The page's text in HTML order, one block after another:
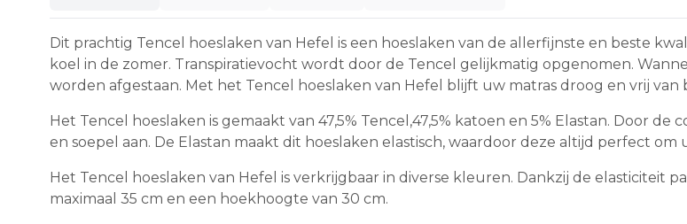
Dit prachtig Tencel hoeslaken van Hefel is een hoeslaken van de allerfijnste en beste
koel in de zomer. Transpiratievocht wordt door de Tencel gelijkmatig opgenomen.
worden afgestaan. Met het Tencel hoeslaken van Hefel blijft uw matras droog en vrij van
Het Tencel hoeslaken is gemaakt van 47,5% Tencel,47,5% katoen en 5% Elastan. Door
en soepel aan. De Elastan maakt dit hoeslaken elastisch, waardoor deze altijd perfect om
Het Tencel hoeslaken van Hefel is verkrijgbaar in diverse kleuren. Dankzij de elasticiteit
maximaal 35 cm en een hoekhoogte van 30 cm.